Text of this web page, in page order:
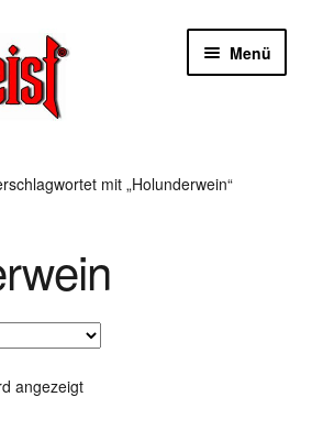
Menü
mit „Holunderwein“
angezeigt